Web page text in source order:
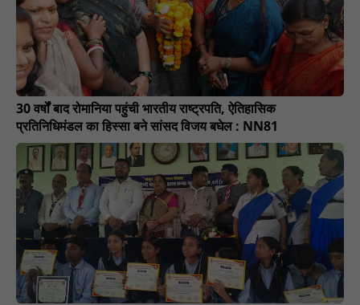
30 वर्षों बाद रोमानिया पहुंची भारतीय राष्ट्रपति, ऐतिहासिक
प्रतिनिधिमंडल का हिस्सा बने सांसद विजय बघेल : NN81